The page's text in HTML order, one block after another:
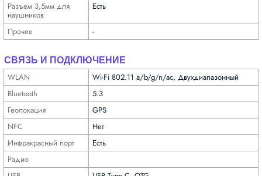
Разъем 3,5мм для
науш­ников
Есть
Прочее -
СВЯЗЬ И ПОДКЛЮЧЕНИЕ
WLAN
Wi-Fi 802.11 a/b/g/n/ac, Двухдиапазонный
Bluetooth
5.3
Геолока­ция
GPS
NFC
Нет
Инфра­красный порт
Есть
Радио